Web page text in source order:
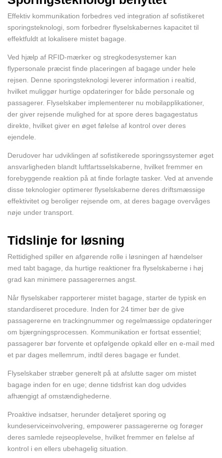
Effektiv kommunikation forbedres ved integration af sofistikeret
sporingsteknologi, som forbedrer flyselskabernes kapacitet til
effektfuldt at lokalisere mistet bagage.
Ved hjælp af RFID-mærker og stregkodesystemer kan
flypersonale præcist finde placeringen af bagage under hele
rejsen. Denne sporingsteknologi leverer information i realtid,
hvilket muliggør hurtige opdateringer for både personale og
passagerer. Flyselskaber implementerer nu mobilapplikationer,
der giver rejsende mulighed for at spore deres bagagestatus
direkte, hvilket giver en øget følelse af kontrol over deres
ejendele.
Derudover har udviklingen af sofistikerede sporingssystemer øget
ansvarligheden blandt luftfartsselskaberne, hvilket fremmer en
forebyggende reaktion på at finde forlagte tasker. Ved at anvende
disse teknologier optimerer flyselskaberne deres driftsmæssige
effektivitet og beroliger rejsende om, at deres bagage overvåges
nøje under transport.
Tidslinje for løsning
Rettidighed spiller en afgørende rolle i løsningen af hændelser
med tabt bagage, da hurtige reaktioner fra flyselskaberne i høj
grad kan minimere passagerernes angst.
Når flyselskaber rapporterer mistet bagage, starter de typisk en
standardiseret procedure. Inden for 24 timer bør de give
passagererne en trackingnummer og regelmæssige opdateringer
om bjærgningsprocessen. Kommunikation er fortsat essentiel;
passagerer bør forvente et opfølgende opkald eller en e-mail med
et par dages mellemrum, indtil deres bagage er fundet.
Flyselskaber stræber generelt på at afslutte sager om mistet
bagage inden for en uge; denne tidsfrist kan dog udvides
afhængigt af omstændighederne.
Proaktive indsatser, herunder detaljeret sporing og
kundeserviceinvolvering, empowerer passagererne og forøger
deres samlede rejseoplevelse, hvilket fremmer en følelse af
kontrol i en ellers ubehagelig situation.